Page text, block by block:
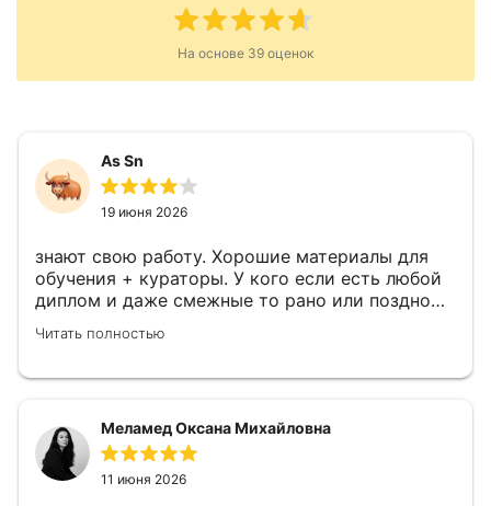
На основе 39 оценок
As Sn
19 июня 2026
знают свою работу. Хорошие материалы для
обучения + кураторы. У кого если есть любой
диплом и даже смежные то рано или поздно
должностью.
Читать полностью
Меламед Оксана Михайловна
11 июня 2026